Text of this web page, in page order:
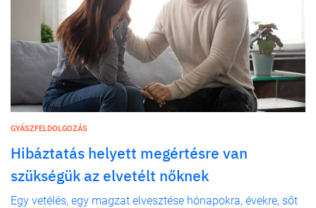
GYÁSZFELDOLGOZÁS
Hibáztatás helyett megértésre van
szükségük az elvetélt nőknek
Egy vetélés, egy magzat elvesztése hónapokra, évekre, sőt